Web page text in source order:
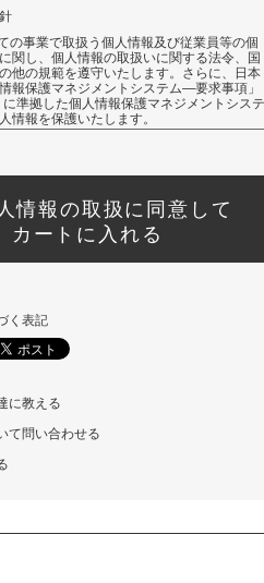
の事業で取扱う個人情報及び従業員等の個
関し、個人情報の取扱いに関する法令、国
他の規範を遵守いたします。さらに、日本
報保護マネジメントシステム―要求事項」
に準拠した個人情報保護マネジメントシステ
情報を保護いたします。
情報の取扱い（目的外利用）はいたしませ
の同意を得ている場合、利用目的の範囲で
合、法令にもとづく場合等を除き、取得し
者に提供することはいたしません。
報の取扱いに関する苦情及び相談を受けた
について迅速に事実関係等を調査し、合理
をもって対応いたします。
た個人情報を適切に管理するため、組織
・技術的な安全対策措置を講じ、個人情報
勢・環境の変化を踏まえて、継続的に個人
への取り組みを改善していきます。
代表取締役社長 岩崎 重
情報の取扱に同意して
カートに入れる
く表記
に教える
て問い合わせる